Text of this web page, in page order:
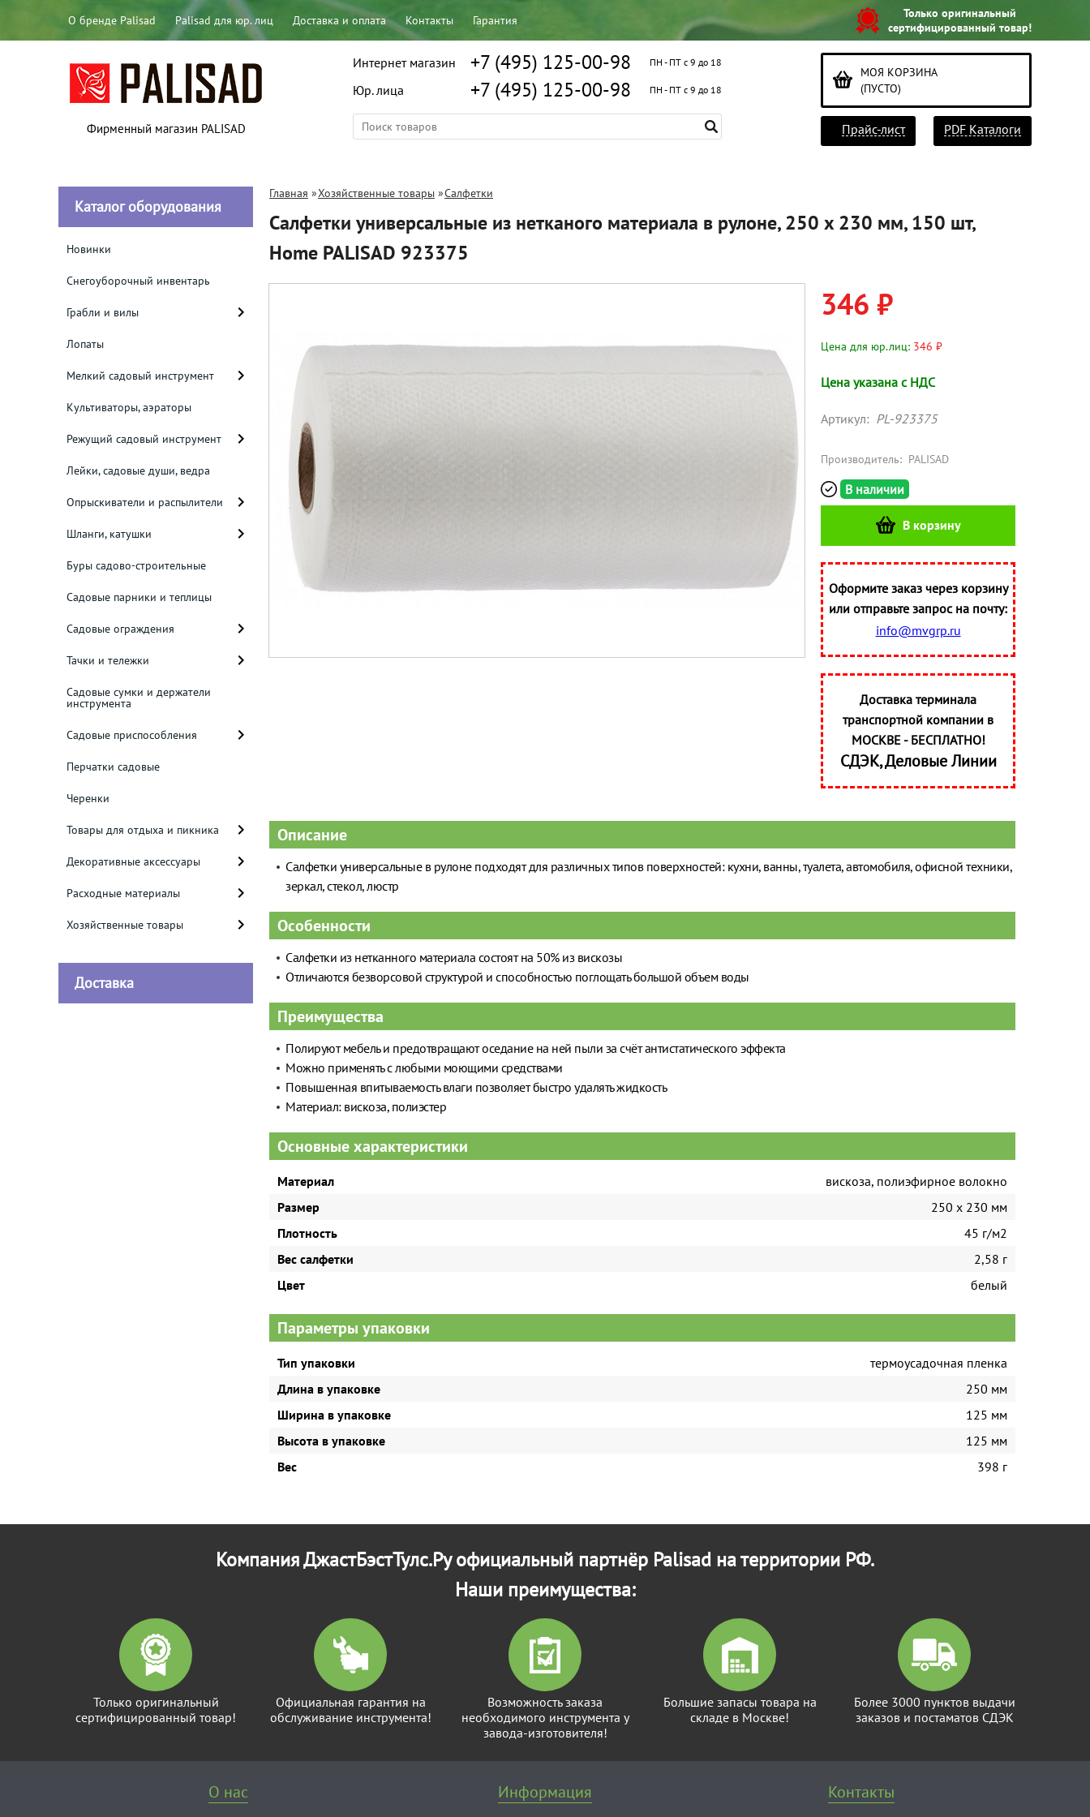
О бренде Palisad Palisad для юр. лиц Доставка и оплата Контакты Гарантия
Только оригинальный
сертифицированный товар!
Фирменный магазин PALISAD
Интернет магазин +7 (495) 125-00-98 ПН - ПТ с 9 до 18
Юр. лица +7 (495) 125-00-98 ПН - ПТ с 9 до 18
МОЯ КОРЗИНА
(ПУСТО)
Прайс-лист PDF Каталоги
Каталог оборудования
Новинки
Снегоуборочный инвентарь
Грабли и вилы
Лопаты
Мелкий садовый инструмент
Культиваторы, аэраторы
Режущий садовый инструмент
Лейки, садовые души, ведра
Опрыскиватели и распылители
Шланги, катушки
Буры садово-строительные
Садовые парники и теплицы
Садовые ограждения
Тачки и тележки
Садовые сумки и держатели
инструмента
Садовые приспособления
Перчатки садовые
Черенки
Товары для отдыха и пикника
Декоративные аксессуары
Расходные материалы
Хозяйственные товары
Доставка
Главная »Хозяйственные товары »Салфетки
Салфетки универсальные из нетканого материала в рулоне, 250 x 230 мм, 150 шт,
Home PALISAD 923375
346 ₽
Цена для юр.лиц: 346 ₽
Цена указана с НДС
Артикул: PL-923375
Производитель: PALISAD
В наличии
В корзину
Оформите заказ через корзину
или отправьте запрос на почту:
info@mvgrp.ru
Доставка терминала
транспортной компании в
МОСКВЕ - БЕСПЛАТНО!
СДЭК, Деловые Линии
Описание
Салфетки универсальные в рулоне подходят для различных типов поверхностей: кухни, ванны, туалета, автомобиля, офисной техники,
зеркал, стекол, люстр
Особенности
Салфетки из нетканного материала состоят на 50% из вискозы
Отличаются безворсовой структурой и способностью поглощать большой объем воды
Преимущества
Полируют мебель и предотвращают оседание на ней пыли за счёт антистатического эффекта
Можно применять с любыми моющими средствами
Повышенная впитываемость влаги позволяет быстро удалять жидкость
Материал: вискоза, полиэстер
Основные характеристики
Материал
вискоза, полиэфирное волокно
Размер
250 x 230 мм
Плотность
45 г/м2
Вес салфетки
2,58 г
Цвет
белый
Параметры упаковки
Тип упаковки
термоусадочная пленка
Длина в упаковке
250 мм
Ширина в упаковке
125 мм
Высота в упаковке
125 мм
Вес
398 г
Компания ДжастБэстТулс.Ру официальный партнёр Palisad на территории РФ.
Наши преимущества:
Только оригинальный
сертифицированный товар!
Официальная гарантия на
обслуживание инструмента!
Возможность заказа
необходимого инструмента у
завода-изготовителя!
Большие запасы товара на
складе в Москве!
Более 3000 пунктов выдачи
заказов и постаматов СДЭК
О нас Информация Контакты